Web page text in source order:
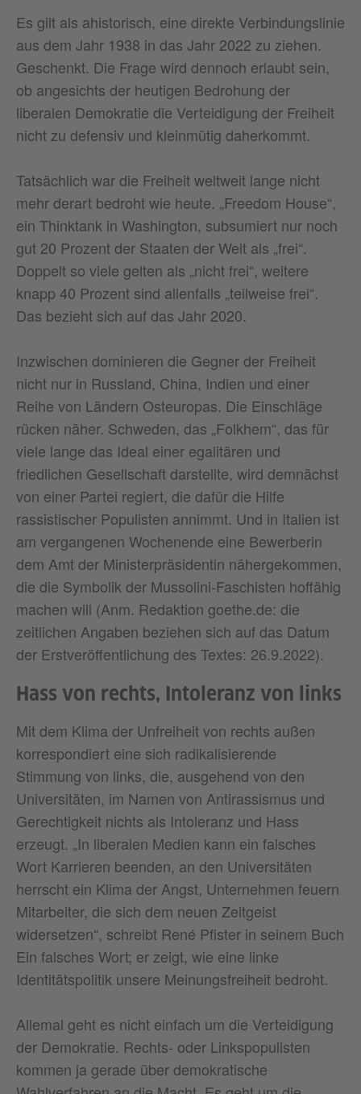
Es gilt als ahistorisch, eine direkte Verbindungslinie
aus dem Jahr 1938 in das Jahr 2022 zu ziehen.
Geschenkt. Die Frage wird dennoch erlaubt sein,
ob angesichts der heutigen Bedrohung der
liberalen Demokratie die Verteidigung der Freiheit
nicht zu defensiv und kleinmütig daherkommt.
Tatsächlich war die Freiheit weltweit lange nicht
mehr derart bedroht wie heute. „Freedom House“,
ein Thinktank in Washington, subsumiert nur noch
gut 20 Prozent der Staaten der Welt als „frei“.
Doppelt so viele gelten als „nicht frei“, weitere
knapp 40 Prozent sind allenfalls „teilweise frei“.
Das bezieht sich auf das Jahr 2020.
Inzwischen dominieren die Gegner der Freiheit
nicht nur in Russland, China, Indien und einer
Reihe von Ländern Osteuropas. Die Einschläge
rücken näher. Schweden, das „Folkhem“, das für
viele lange das Ideal einer egalitären und
friedlichen Gesellschaft darstellte, wird demnächst
von einer Partei regiert, die dafür die Hilfe
rassistischer Populisten annimmt. Und in Italien ist
am vergangenen Wochenende eine Bewerberin
dem Amt der Ministerpräsidentin nähergekommen,
die die Symbolik der Mussolini-Faschisten hoffähig
machen will (Anm. Redaktion goethe.de: die
zeitlichen Angaben beziehen sich auf das Datum
der Erstveröffentlichung des Textes: 26.9.2022).
Hass von rechts, Intoleranz von links
Mit dem Klima der Unfreiheit von rechts außen
korrespondiert eine sich radikalisierende
Stimmung von links, die, ausgehend von den
Universitäten, im Namen von Antirassismus und
Gerechtigkeit nichts als Intoleranz und Hass
erzeugt. „In liberalen Medien kann ein falsches
Wort Karrieren beenden, an den Universitäten
herrscht ein Klima der Angst, Unternehmen feuern
Mitarbeiter, die sich dem neuen Zeitgeist
widersetzen“, schreibt René Pfister in seinem Buch
Ein falsches Wort; er zeigt, wie eine linke
Identitätspolitik unsere Meinungsfreiheit bedroht.
Allemal geht es nicht einfach um die Verteidigung
der Demokratie. Rechts- oder Linkspopulisten
kommen ja gerade über demokratische